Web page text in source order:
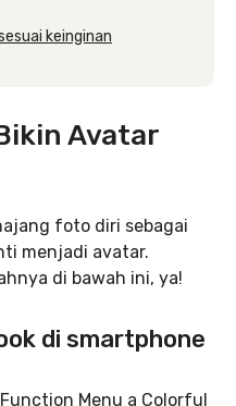
keinginan
Avatar
foto diri sebagai
menjadi avatar.
di bawah ini, ya!
di smartphone